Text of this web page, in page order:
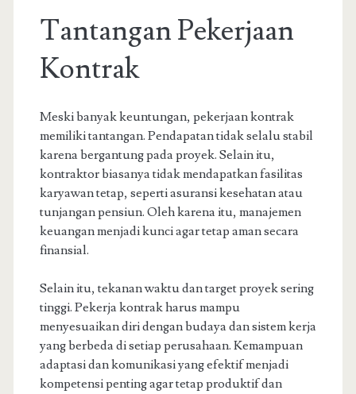
Tantangan Pekerjaan
Kontrak
Meski banyak keuntungan, pekerjaan kontrak
memiliki tantangan. Pendapatan tidak selalu stabil
karena bergantung pada proyek. Selain itu,
kontraktor biasanya tidak mendapatkan fasilitas
karyawan tetap, seperti asuransi kesehatan atau
tunjangan pensiun. Oleh karena itu, manajemen
keuangan menjadi kunci agar tetap aman secara
finansial.
Selain itu, tekanan waktu dan target proyek sering
tinggi. Pekerja kontrak harus mampu
menyesuaikan diri dengan budaya dan sistem kerja
yang berbeda di setiap perusahaan. Kemampuan
adaptasi dan komunikasi yang efektif menjadi
kompetensi penting agar tetap produktif dan